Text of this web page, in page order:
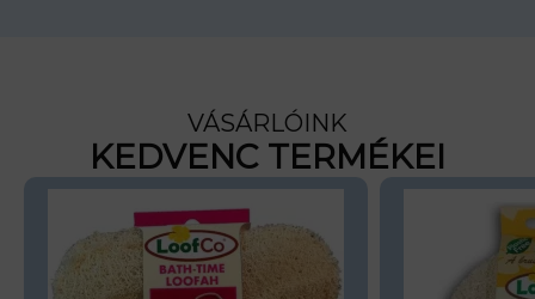
VÁSÁRLÓINK
KEDVENC TERMÉKEI